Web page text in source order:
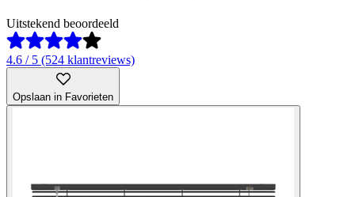
Uitstekend beoordeeld
4.6 / 5 (524 klantreviews)
Opslaan in Favorieten